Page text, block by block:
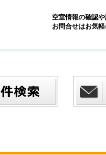
空室情報の確認
お問合せはお気